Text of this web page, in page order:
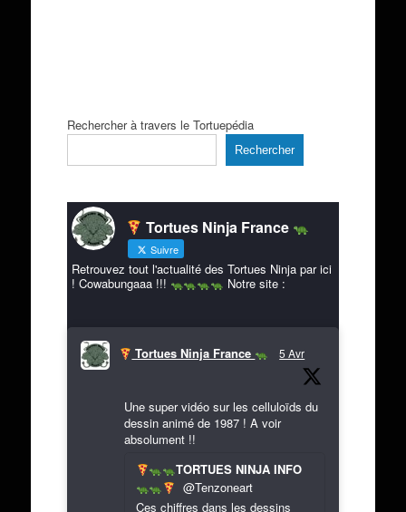
Rechercher à travers le Tortuepédia
Rechercher
Tortues Ninja France
Suivre
Retrouvez tout l'actualité des Tortues Ninja par ici
! Cowabungaaa !!!
Notre site :
Tortues Ninja France 5 Avr
Une super vidéo sur les celluloïds du
dessin animé de 1987 ! A voir
absolument !!
TORTUES NINJA INFO
@Tenzoneart
Ces chiffres dans les dessins